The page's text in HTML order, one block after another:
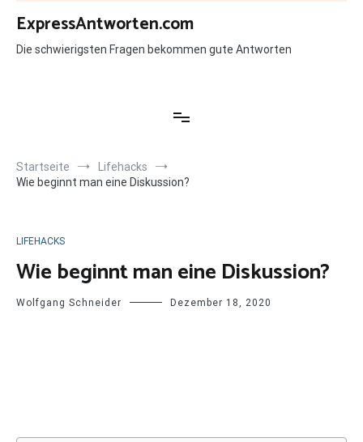
Zum
Inhalt
springen
ExpressAntworten.com
Die schwierigsten Fragen bekommen gute Antworten
Startseite
Lifehacks
Wie beginnt man eine Diskussion?
LIFEHACKS
Wie beginnt man eine Diskussion?
Wolfgang Schneider Dezember 18, 2020